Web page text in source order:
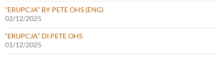
“ERUPCJA” BY PETE OHS (ENG)
02/12/2025
“ERUPCJA” DI PETE OHS
01/12/2025